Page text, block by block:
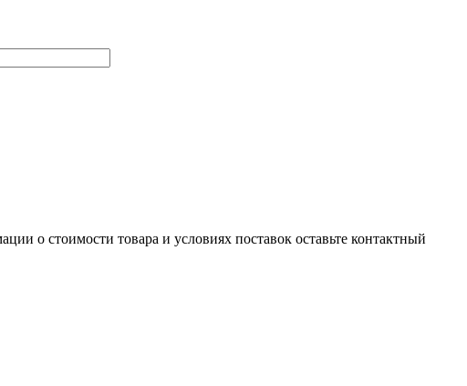
о стоимости товара и условиях поставок оставьте контактный